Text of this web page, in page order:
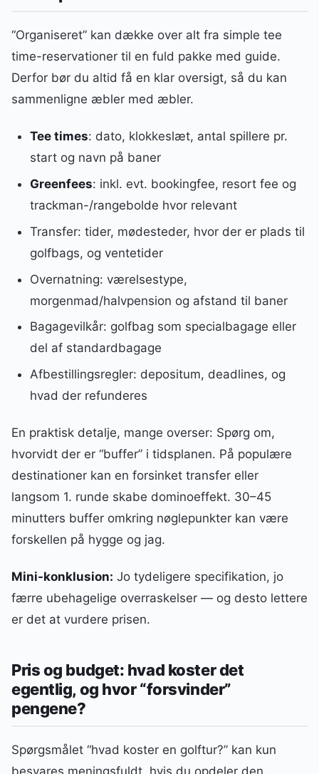
“Organiseret” kan dække over alt fra simple tee
time-reservationer til en fuld pakke med guide.
Derfor bør du altid få en klar oversigt, så du kan
sammenligne æbler med æbler.
Tee times: dato, klokkeslæt, antal spillere pr.
start og navn på baner
Greenfees: inkl. evt. bookingfee, resort fee og
trackman-/rangebolde hvor relevant
Transfer: tider, mødesteder, hvor der er plads til
golfbags, og ventetider
Overnatning: værelsestype,
morgenmad/halvpension og afstand til baner
Bagagevilkår: golfbag som specialbagage eller
del af standardbagage
Afbestillingsregler: depositum, deadlines, og
hvad der refunderes
En praktisk detalje, mange overser: Spørg om,
hvorvidt der er “buffer” i tidsplanen. På populære
destinationer kan en forsinket transfer eller
langsom 1. runde skabe dominoeffekt. 30–45
minutters buffer omkring nøglepunkter kan være
forskellen på hygge og jag.
Mini-konklusion: Jo tydeligere specifikation, jo
færre ubehagelige overraskelser — og desto lettere
er det at vurdere prisen.
Pris og budget: hvad koster det
egentlig, og hvor “forsvinder”
pengene?
Spørgsmålet “hvad koster en golftur?” kan kun
besvares meningsfuldt, hvis du opdeler den.